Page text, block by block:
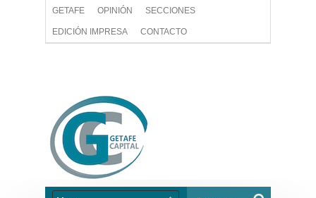
GETAFE OPINIÓN SECCIONES
EDICIÓN IMPRESA CONTACTO